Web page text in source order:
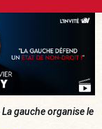
La gauche organise le